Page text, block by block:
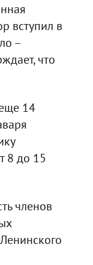
вступил в
–
что
14
8 до 15
членов